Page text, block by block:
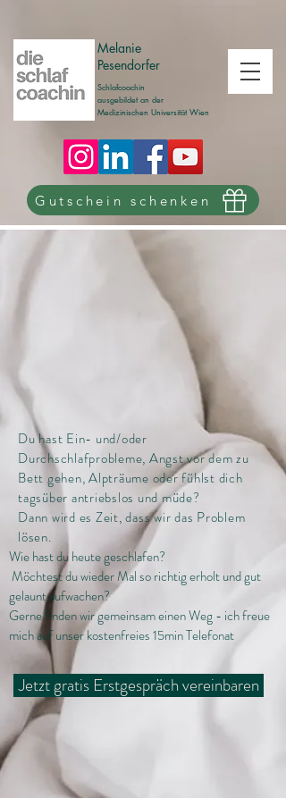
Schlafcoachin
ausgebildet an der
Medizinischen Universität Wien
Melanie
Pesendorfer
Gutschein schenken
Du hast Ein- und/oder
Durchschlafprobleme, Angst vor dem zu
Bett gehen, Alpträume oder fühlst dich
tagsüber antriebslos und müde?
Dann wird es Zeit, dass wir das Problem
lösen.
Wie hast du heute geschlafen?
Möchtest du wieder Mal so richtig erholt und gut
gelaunt aufwachen?
Gerne finden wir gemeinsam einen Weg - ich freue
mich auf unser kostenfreies 15min Telefonat
Jetzt gratis Erstgespräch vereinbaren